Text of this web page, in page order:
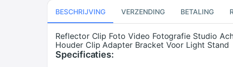
BESCHRIJVING VERZENDING BETALING
Reflector Clip Foto Video Fotografie Studio
Houder Clip Adapter Bracket Voor Light Stand
Specificaties: